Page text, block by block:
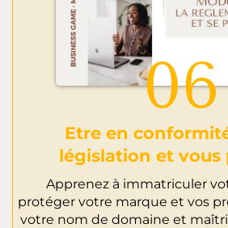
06
Etre en
législation et vous
Apprenez à immatriculer
protéger votre marque et vos
votre nom de domaine et